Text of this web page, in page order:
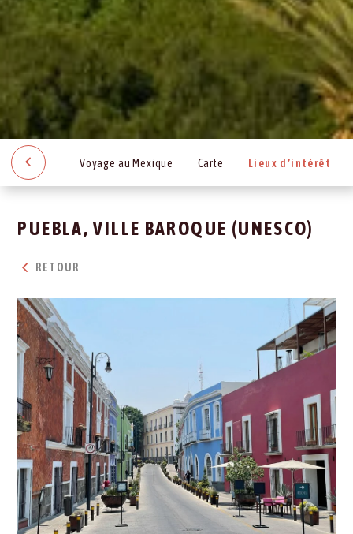
Voyage au Mexique Carte Lieux d’intérêt
PUEBLA, VILLE BAROQUE (UNESCO)
RETOUR